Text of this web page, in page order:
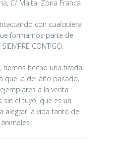
C/ Malta, Zona Franca
con cualquiera
formamos parte de
CONTIGO.
hemos hecho una tirada
que la del año pasado,
a la venta.
sin el tuyo, que es un
alegrar la vida tanto de
DE